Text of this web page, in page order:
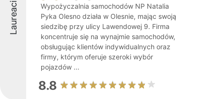
Laureaci
Wypożyczalnia samochodów NP Natalia
Pyka Olesno działa w Olesnie, mając swoją
siedzibę przy ulicy Lawendowej 9. Firma
koncentruje się na wynajmie samochodów,
obsługując klientów indywidualnych oraz
firmy, którym oferuje szeroki wybór
pojazdów ...
8.8